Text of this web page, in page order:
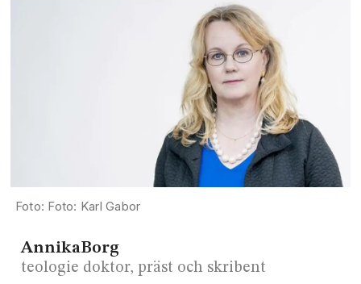
Foto: Karl Gabor
AnnikaBorg
teologie doktor, präst och skribent